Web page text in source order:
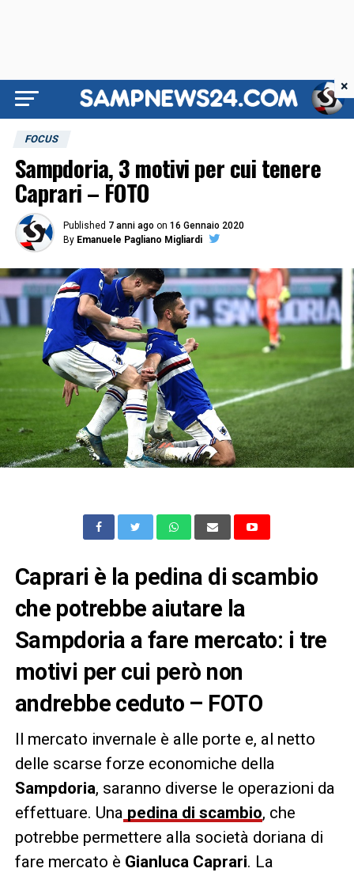
FOCUS
Sampdoria, 3 motivi per cui tenere
Caprari – FOTO
Published 7 anni ago on 16 Gennaio 2020
By Emanuele Pagliano Migliardi
Caprari è la pedina di scambio
che potrebbe aiutare la
Sampdoria a fare mercato: i tre
motivi per cui però non
andrebbe ceduto – FOTO
Il mercato invernale è alle porte e, al netto
delle scarse forze economiche della
Sampdoria, saranno diverse le operazioni da
effettuare. Una pedina di scambio, che
potrebbe permettere alla società doriana di
fare mercato è Gianluca Caprari. La
×